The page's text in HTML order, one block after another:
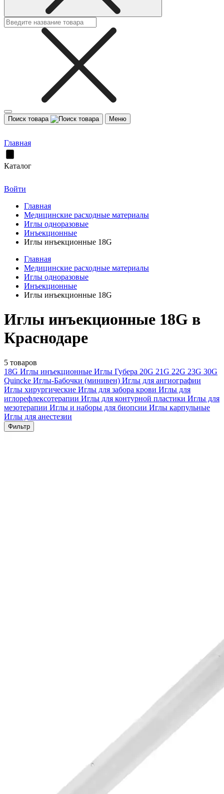
Поиск товара Меню
Главная
Каталог
Войти
Главная
Медицинские расходные материалы
Иглы одноразовые
Инъекционные
Иглы инъекционные 18G
Главная
Медицинские расходные материалы
Иглы одноразовые
Инъекционные
Иглы инъекционные 18G
Иглы инъекционные 18G в
Краснодаре
5 товаров
18G Иглы инъекционные Иглы Губера 20G 21G 22G 23G 30G
Quincke Иглы-Бабочки (минивен) Иглы для ангиографии
Иглы хирургические Иглы для забора крови Иглы для
иглорефлексотерапии Иглы для контурной пластики Иглы для
мезотерапии Иглы и наборы для биопсии Иглы карпульные
Иглы для анестезии
Фильтр